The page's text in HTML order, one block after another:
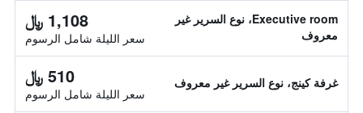
Executive room، نوع السرير غير
معروف
1,108 ﷼
سعر الليلة شامل الرسوم
غرفة كينج، نوع السرير غير معروف 510 ﷼
سعر الليلة شامل الرسوم